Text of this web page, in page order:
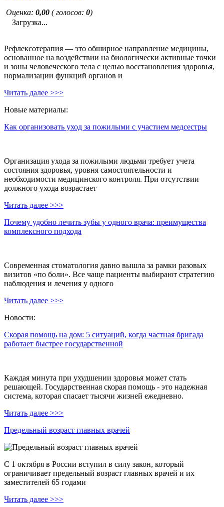
Оценка: 0,00 ( голосов: 0)
Загрузка...
Рефлексотерапия — это обширное направление медицины,
основанное на воздействии на биологически активные точки
и зоны человеческого тела с целью восстановления здоровья,
нормализации функций органов и
Читать далее >>>
Новые материалы:
Как организовать уход за пожилыми с участием медсестры
Организация ухода за пожилыми людьми требует учета
состояния здоровья, уровня самостоятельности и
необходимости медицинского контроля. При отсутствии
должного ухода возрастает
Читать далее >>>
Почему удобно лечить зубы у одного врача: преимущества
комплексного подхода
Современная стоматология давно вышла за рамки разовых
визитов «по боли». Все чаще пациенты выбирают стратегию
наблюдения и лечения у одного
Читать далее >>>
Новости:
Скорая помощь на дом: 5 ситуаций, когда частная бригада
работает быстрее государственной
Каждая минута при ухудшении здоровья может стать
решающей. Государственная скорая помощь - это надежная
система, которая спасает тысячи жизней ежедневно.
Читать далее >>>
Предельный возраст главных врачей
С 1 октября в России вступил в силу закон, который
ограничивает предельный возраст главных врачей и их
заместителей 65 годами
Читать далее >>>